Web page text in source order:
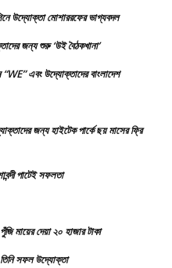
উদ্যোক্তা মোশাররফের ভাগ্যবদল
জন্য শুরু ‘উই বৈঠকখানা’
এবং উদ্যোক্তাদের বাংলাদেশ
জন্য হাইটেক পার্কে ছয় মাসের ফ্রি
পাটেই সফলতা
মায়ের দেয়া ২০ হাজার টাকা
সফল উদ্যোক্তা